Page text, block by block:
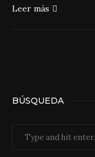
Leer más
BÚSQUEDA